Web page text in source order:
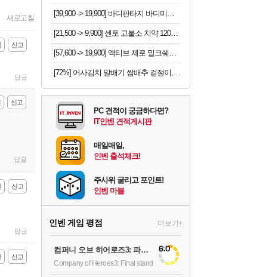
새로고침
신고
답글
신고
답글
신고
답글
신고
[39,900 -> 19,900] 바디판타지 바디미스트 4개
[21,500 -> 9,900] 센토 고불소 치약 120g x 4개
[57,600 -> 19,900] 액티브 제로 밀크쉐이크 250ml x 18개
[72%] 어사김치 알배기 쌈배추 겉절이, 2kg, 1개
PC 견적이 궁금하다면?
IT인벤 견적게시판
매일매일,
인벤 출석체크!
주사위 굴리고 포인트!
인벤 마블
인벤 게임 평점 더보기+
컴퍼니 오브 히어로즈3: 파이널 스탠드
Company of Heroes3: Final stand
6.0